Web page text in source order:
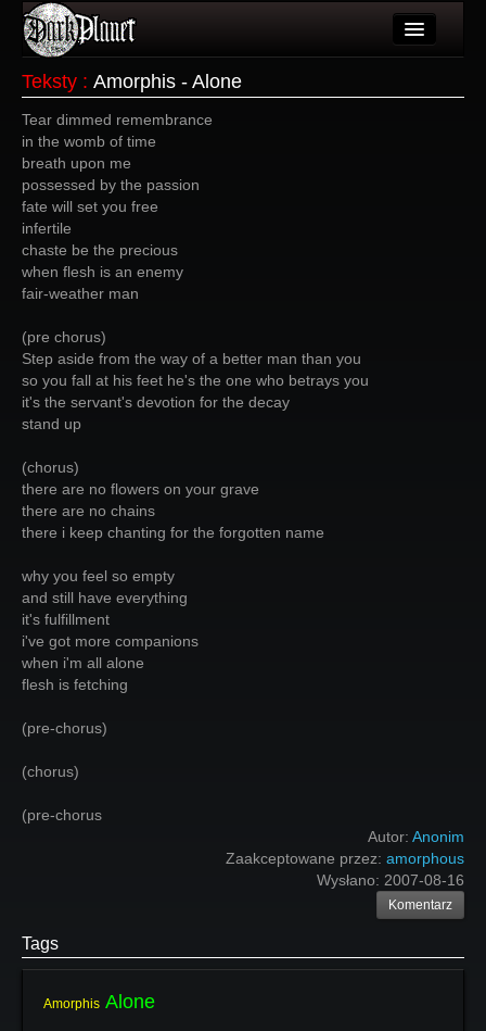
Wydarzenia
Galeria
Więcej
Teksty : Amorphis - Alone
Tear dimmed remembrance
in the womb of time
breath upon me
possessed by the passion
fate will set you free
infertile
chaste be the precious
when flesh is an enemy
fair-weather man
(pre chorus)
Step aside from the way of a better man than you
so you fall at his feet he's the one who betrays you
it's the servant's devotion for the decay
stand up
(chorus)
there are no flowers on your grave
there are no chains
there i keep chanting for the forgotten name
why you feel so empty
and still have everything
it's fulfillment
i've got more companions
when i'm all alone
flesh is fetching
(pre-chorus)
(chorus)
(pre-chorus
Autor: Anonim
Zaakceptowane przez: amorphous
Wysłano: 2007-08-16
Komentarz
Tags
Amorphis Alone